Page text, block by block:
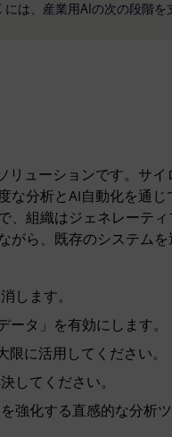
は、産業用AIの次の段階を
リューションです。サイ
な分析とAI自動化を通じ
、組織はジェネレーティ
がら、既存のシステムを
します。
ータ」を有効にします。
限に活用してください。
してください。
強化する直感的な分析